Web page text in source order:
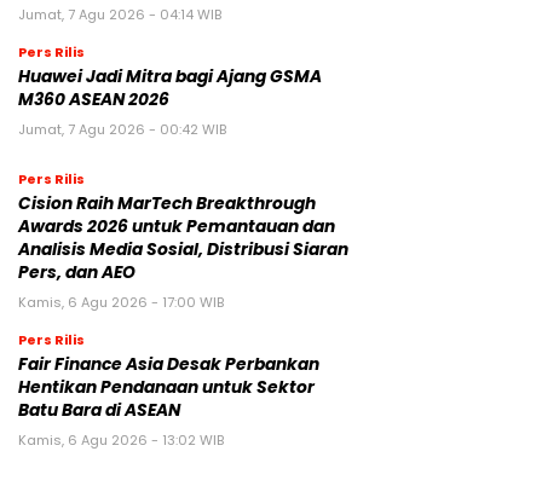
Jumat, 7 Agu 2026 - 04:14 WIB
Pers Rilis
Huawei Jadi Mitra bagi Ajang GSMA
M360 ASEAN 2026
Jumat, 7 Agu 2026 - 00:42 WIB
Pers Rilis
Cision Raih MarTech Breakthrough
Awards 2026 untuk Pemantauan dan
Analisis Media Sosial, Distribusi Siaran
Pers, dan AEO
Kamis, 6 Agu 2026 - 17:00 WIB
Pers Rilis
Fair Finance Asia Desak Perbankan
Hentikan Pendanaan untuk Sektor
Batu Bara di ASEAN
Kamis, 6 Agu 2026 - 13:02 WIB